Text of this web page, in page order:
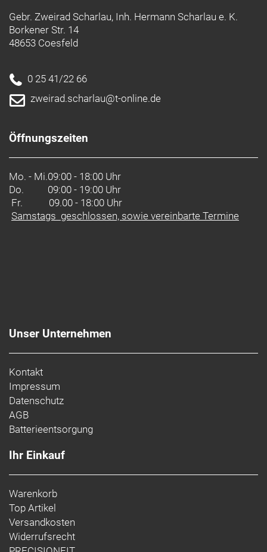
Gebr. Zweirad Scharlau, Inh. Hermann Scharlau e. K.
Borkener Str. 14
48653 Coesfeld
0 25 41/22 66
zweirad.scharlau@t-online.de
Öffnungszeiten
Mo. - Mi.09:00 - 18:00 Uhr
Do.
09:00 - 19:00 Uhr
Fr. 09.00 - 18:00 Uhr
Samstags geschlossen, sowie vereinbarte Termine
Unser Unternehmen
Kontakt
Impressum
Datenschutz
AGB
Batterieentsorgung
Ihr Einkauf
Warenkorb
Top Artikel
Versandkosten
Widerrufsrecht